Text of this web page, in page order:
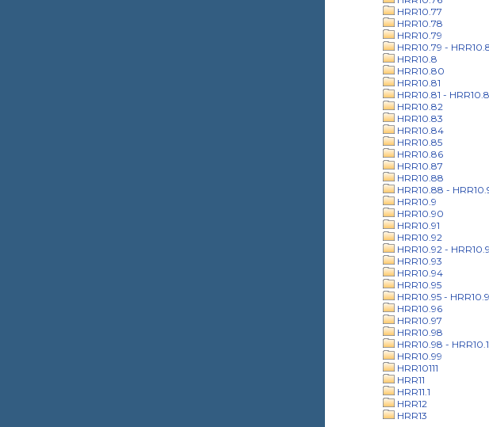
HRR10.77
HRR10.78
HRR10.79
HRR10.79 -
HRR10.8
HRR10.80
HRR10.81
HRR10.81 -
HRR10.82
HRR10.83
HRR10.84
HRR10.85
HRR10.86
HRR10.87
HRR10.88
HRR10.88 -
HRR10.9
HRR10.90
HRR10.91
HRR10.92
HRR10.92 -
HRR10.93
HRR10.94
HRR10.95
HRR10.95 -
HRR10.96
HRR10.97
HRR10.98
HRR10.98 -
HRR10.99
HRR10111
HRR11
HRR11.1
HRR12
HRR13